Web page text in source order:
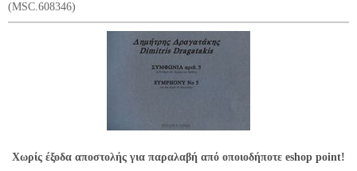
(MSC.608346)
Χωρίς έξοδα αποστολής για παραλαβή από οποιοδήποτε eshop point!